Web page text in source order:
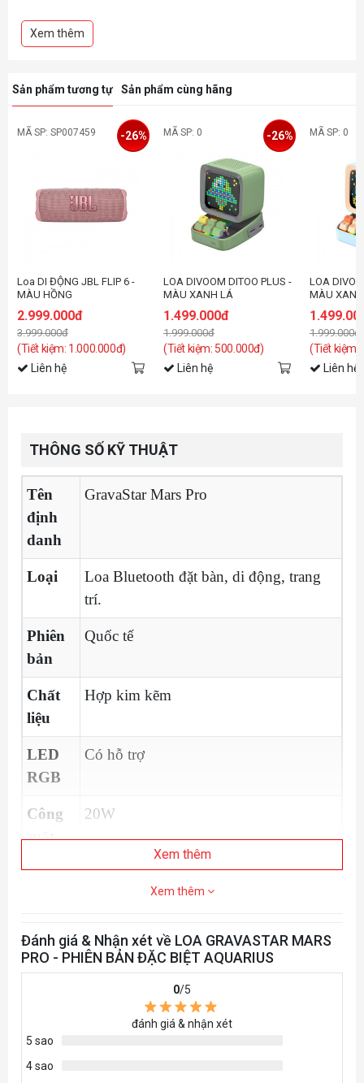
hảo cho những người yêu âm nhạc ở khắp mọi nơi.
Hệ thống loa kép: Mang đến trải nghiệm âm thanh tròn trịa, được
nét sang trọng hiện đại cho bất kỳ môi trường nào.
âm thanh với hình ảnh động.
Tuổi thọ pin kéo dài: Một lần sạc cung cấp thời gian chơi lên tới 15
Có thể ghép nối: Kết nối hai loa Mars Pro để có trải nghiệm âm thanh
Xem thêm
Sản phẩm tương tự Sản phẩm cùng hãng
MÃ SP: SP007459
Loa DI ĐỘNG JBL FLIP 6 -
MÀU HỒNG
2.999.000đ
3.999.000đ
(Tiết kiệm: 1.000.000đ)
-26%
Liên hệ
MÃ SP: 0
LOA DIVOOM DITOO PLUS -
MÀU XANH LÁ
1.499.000đ
1.999.000đ
(Tiết kiệm: 500.000đ)
-26%
Liên hệ
MÃ SP: 0
LOA
MÀU
1.999.000đ
(Tiết kiệm:
Liên hệ
THÔNG SỐ KỸ THUẬT
Tên
định
danh
GravaStar Mars Pro
Loại
Loa Bluetooth đặt bàn, di động, trang
trí.
Phiên
bản
Quốc tế
Chất
liệu
Hợp kim kẽm
LED
RGB
Có hỗ trợ
Công
suất
20W
Kết nối Bluetooth 5.0
Kích
7.5"H x 7.1"L x 7.9"W
sắc
Trắng, Vàng (War Damage) và các
Xem thêm
Xem thêm
Đánh giá & Nhận xét về LOA GRAVASTAR MARS
PRO - PHIÊN BẢN ĐẶC BIỆT AQUARIUS
0/5
đánh giá & nhận xét
5 sao
4 sao